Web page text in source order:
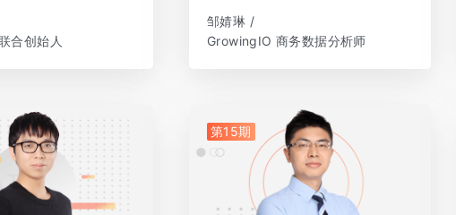
合创始人
邹婧琳 /
GrowingIO 商务数据分析师
第15期